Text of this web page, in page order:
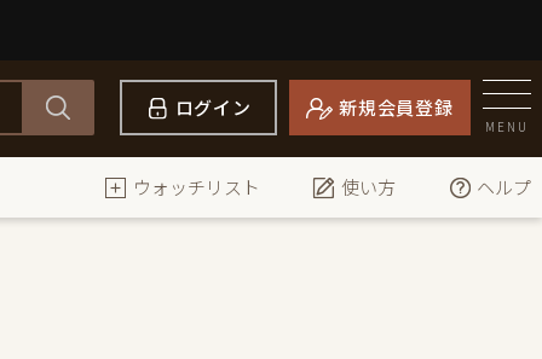
ログイン 新規会員登録
MENU
ウォッチリスト 使い方 ヘルプ